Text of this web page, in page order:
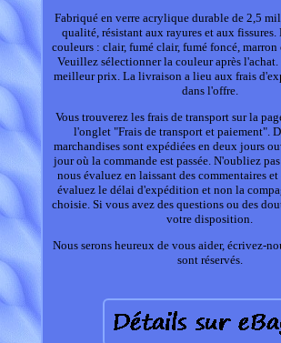
Fabriqué en verre acrylique durable de 2,5
qualité, résistant aux rayures et aux
couleurs : clair, fumé clair, fumé foncé,
Veuillez sélectionner la couleur après
meilleur prix. La livraison a lieu aux frais
dans l'offre.
Vous trouverez les frais de transport sur la
l'onglet "Frais de transport et paiement".
marchandises sont expédiées en deux jours
jour où la commande est passée. N'oubliez
nous évaluez en laissant des commentaires
évaluez le délai d'expédition et non la
choisie. Si vous avez des questions ou des
votre disposition.
Nous serons heureux de vous aider, écrivez-
sont réservés.